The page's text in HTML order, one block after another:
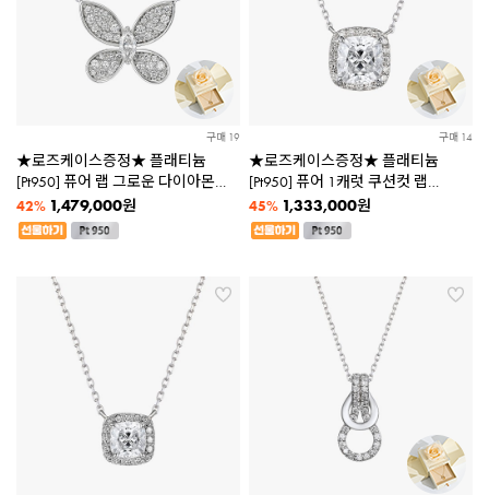
구매 19
★로즈케이스증정★ 플래티늄
[Pt950] 퓨어 랩 그로운 다이아몬드
목걸이 PUBDN285
42% 1,479,000원
구매 14
★로즈케이스증정★ 플래티늄
[Pt950] 퓨어 1캐럿 쿠션컷 랩
그로운 다이아몬드 목걸이
PUBDN301
45% 1,333,000원